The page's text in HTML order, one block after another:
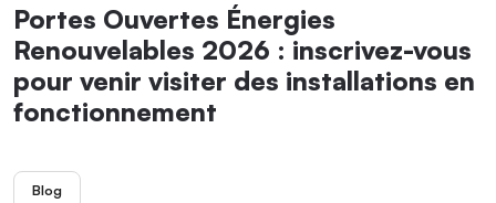
Portes Ouvertes Énergies
Renouvelables 2026 : inscrivez-vous
pour venir visiter des installations en
fonctionnement
Blog